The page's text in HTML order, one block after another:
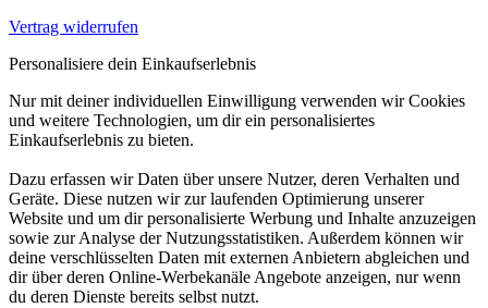
Vertrag widerrufen
Personalisiere dein Einkaufserlebnis
Nur mit deiner individuellen Einwilligung verwenden wir Cookies
und weitere Technologien, um dir ein personalisiertes
Einkaufserlebnis zu bieten.
Dazu erfassen wir Daten über unsere Nutzer, deren Verhalten und
Geräte. Diese nutzen wir zur laufenden Optimierung unserer
Website und um dir personalisierte Werbung und Inhalte anzuzeigen
sowie zur Analyse der Nutzungsstatistiken. Außerdem können wir
deine verschlüsselten Daten mit externen Anbietern abgleichen und
dir über deren Online-Werbekanäle Angebote anzeigen, nur wenn
du deren Dienste bereits selbst nutzt.